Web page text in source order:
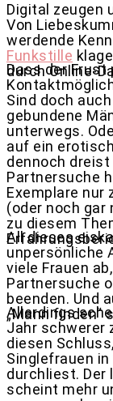
Digital zeugen
Von
werdende
Funkstille
durch Online-
Dass der Frust
Sind doch
gebundene
unterwegs.
auf ein
dennoch
Partnersuche
Exemplare nur
(oder noch gar
zu diesem
All dieses
unpersönliche
viele Frauen
Partnersuche
beenden. Und
„Mann finden“
Allerdings
Jahr schwerer
diesen
Singlefrauen
durchliest. Der
scheint mehr